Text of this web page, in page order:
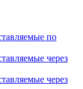
по
через
через